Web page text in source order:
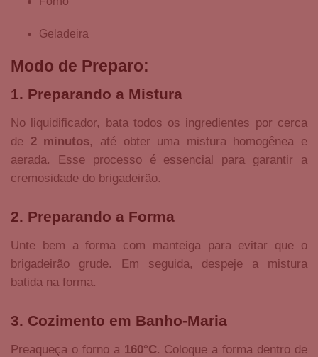
Geladeira
Modo de Preparo:
1. Preparando a Mistura
No liquidificador, bata todos os ingredientes por cerca
de 2 minutos, até obter uma mistura homogênea e
aerada. Esse processo é essencial para garantir a
cremosidade do brigadeirão.
2. Preparando a Forma
Unte bem a forma com manteiga para evitar que o
brigadeirão grude. Em seguida, despeje a mistura
batida na forma.
3. Cozimento em Banho-Maria
Preaqueça o forno a 160°C. Coloque a forma dentro de